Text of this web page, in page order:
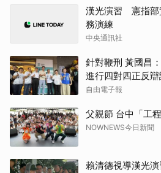
漢光演習 憲指部
務演練
中央通訊社
針對鞭刑 黃國昌
進行四對四正反
自由電子報
父親節 台中「工
NOWNEWS今日新聞
賴清德視導漢光